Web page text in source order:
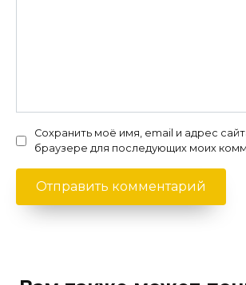
Сохранить моё имя, email и адрес
браузере для последующих моих